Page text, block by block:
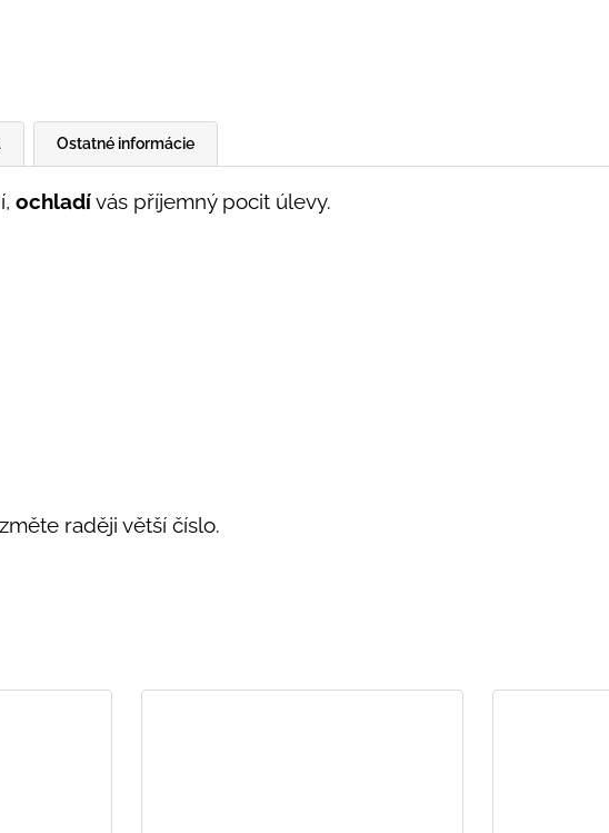
Ostatné informácie
ochladívás příjemný pocit úlevy.
raději větší číslo.